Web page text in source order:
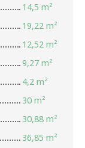
14,5 m²
19,22 m²
12,52 m²
9,27 m²
4,2 m²
30 m²
30,88 m²
36,85 m²